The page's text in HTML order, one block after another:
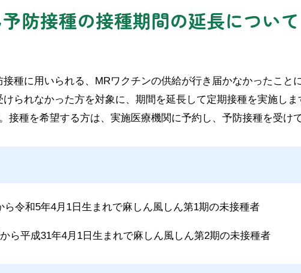
防接種の接種期間の延長について
種に用いられる、MRワクチンの供給が行き届かなかったこと
られなかった方を対象に、期間を延長して定期接種を実施し
接種を希望する方は、実施医療機関に予約し、予防接種を受け
ら令和5年4月1日生まれで麻しん風しん第1期の未接種者
ら平成31年4月1日生まれで麻しん風しん第2期の未接種者